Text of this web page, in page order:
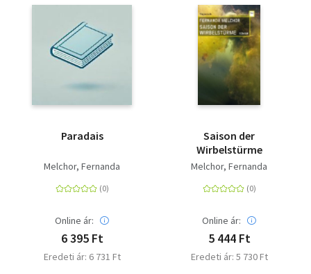
Paradais
Melchor, Fernanda
Online ár:
6 395 Ft
Eredeti ár: 6 731 Ft
Saison der
Wirbelstürme
Melchor, Fernanda
Online ár:
5 444 Ft
Eredeti ár: 5 730 Ft